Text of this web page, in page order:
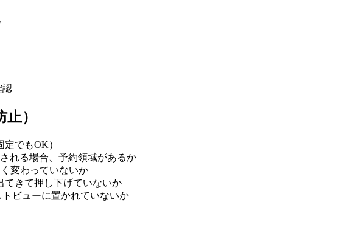
認
）
でもOK）
れる場合、予約領域があるか
変わっていないか
てきて押し下げていないか
ビューに置かれていないか